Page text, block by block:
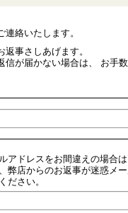
絡いたします。
事さしあげます。
が届かない場合は、 お手
アドレスをお間違えの場合
弊店からのお返事が迷惑メ
ださい。